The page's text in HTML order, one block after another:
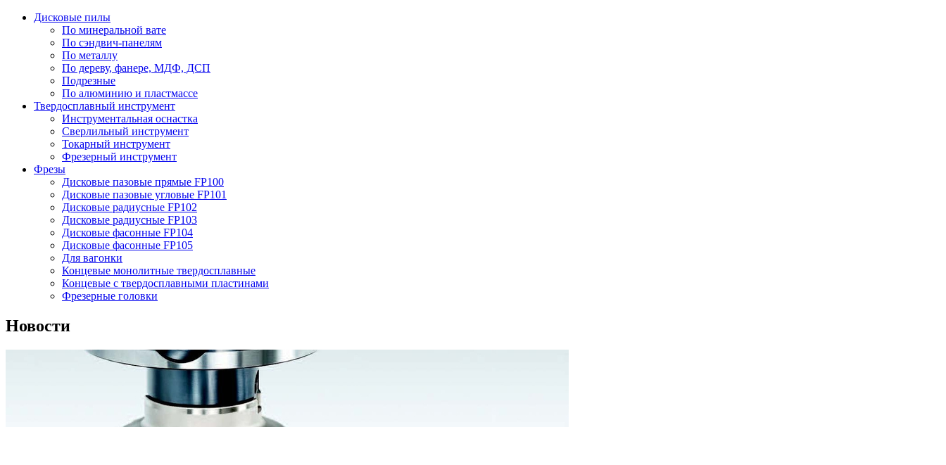
Дисковые пилы
По минеральной вате
По сэндвич-панелям
По металлу
По дереву, фанере, МДФ, ДСП
Подрезные
По алюминию и пластмассе
Твердосплавный инструмент
Инструментальная оснастка
Сверлильный инструмент
Токарный инструмент
Фрезерный инструмент
Фрезы
Дисковые пазовые прямые FP100
Дисковые пазовые угловые FP101
Дисковые радиусные FP102
Дисковые радиусные FP103
Дисковые фасонные FP104
Дисковые фасонные FP105
Для вагонки
Концевые монолитные твердосплавные
Концевые с твердосплавными пластинами
Фрезерные головки
Новости